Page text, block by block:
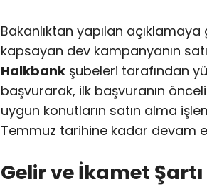
Bakanlıktan yapılan
kapsayan dev kampanyanın
Halkbank şubeleri tarafından
başvurarak, ilk başvuranın
uygun konutların satın alma
Temmuz tarihine kadar devam
Gelir ve İkamet